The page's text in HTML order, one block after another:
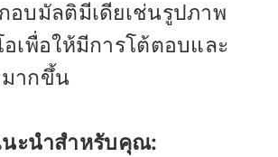
อบมัลติมีเดียเช่นรูปภาพ
อเพื่อให้มีการโต้ตอบและ
ากขึ้น
ะนำสำหรับคุณ: